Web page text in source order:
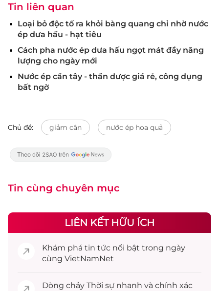
Tin liên quan
Loại bỏ độc tố ra khỏi bàng quang chỉ nhờ nước
ép dưa hấu - hạt tiêu
Cách pha nước ép dưa hấu ngọt mát đầy năng
lượng cho ngày mới
Nước ép cần tây - thần dược giá rẻ, công dụng
bất ngờ
Chủ đề: giảm cân nước ép hoa quả
Tin cùng chuyên mục
LIÊN KẾT HỮU ÍCH
Khám phá tin tức nổi bật trong ngày
cùng VietNamNet
Dòng chảy Thời sự nhanh và chính xác